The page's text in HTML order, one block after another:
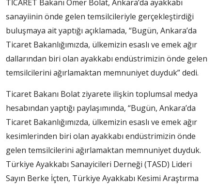
TİCARET Bakanı Ömer Bolat, Ankara’da ayakkabı
sanayiinin önde gelen temsilcileriyle gerçekleştirdiği
buluşmaya ait yaptığı açıklamada, “Bugün, Ankara’da
Ticaret Bakanlığımızda, ülkemizin esaslı ve emek ağır
dallarından biri olan ayakkabı endüstrimizin önde gelen
temsilcilerini ağırlamaktan memnuniyet duyduk” dedi.
Ticaret Bakanı Bolat ziyarete ilişkin toplumsal medya
hesabından yaptığı paylaşımında, “Bugün, Ankara’da
Ticaret Bakanlığımızda, ülkemizin esaslı ve emek ağır
kesimlerinden biri olan ayakkabı endüstrimizin önde
gelen temsilcilerini ağırlamaktan memnuniyet duyduk.
Türkiye Ayakkabı Sanayicileri Derneği (TASD) Lideri
Sayın Berke İçten, Türkiye Ayakkabı Kesimi Araştırma